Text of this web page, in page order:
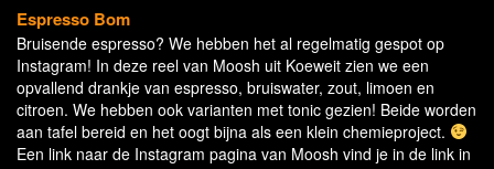
Espresso Bom
Bruisende espresso? We hebben het al regelmatig gespot op
Instagram! In deze reel van Moosh uit Koeweit zien we een
opvallend drankje van espresso, bruiswater, zout, limoen en
citroen. We hebben ook varianten met tonic gezien! Beide worden
aan tafel bereid en het oogt bijna als een klein chemieproject.
Een link naar de Instagram pagina van Moosh vind je in de link in